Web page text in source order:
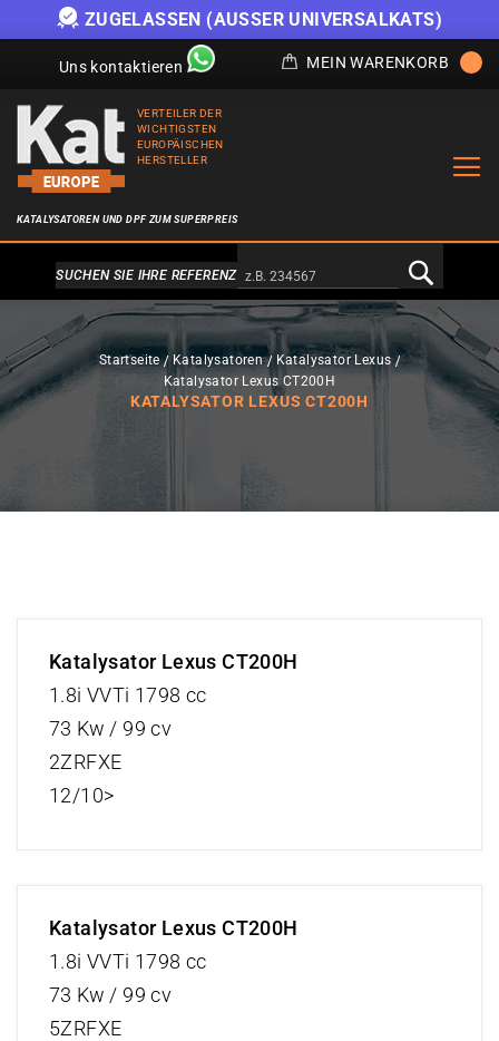
ZUGELASSEN (AUSSER UNIVERSALKATS)
Uns kontaktieren MEIN WARENKORB
VERTEILER DER
WICHTIGSTEN
EUROPÄISCHEN
HERSTELLER
KATALYSATOREN UND DPF ZUM SUPERPREIS
Alternativa a Doofinder
SUCHEN SIE IHRE REFERENZ
Startseite Katalysatoren
Katalysator Lexus
Katalysator Lexus CT200H
KATALYSATOR LEXUS CT200H
Katalysator Lexus CT200H
1.8i VVTi 1798 cc
73 Kw / 99 cv
2ZRFXE
12/10>
Katalysator Lexus CT200H
1.8i VVTi 1798 cc
73 Kw / 99 cv
5ZRFXE